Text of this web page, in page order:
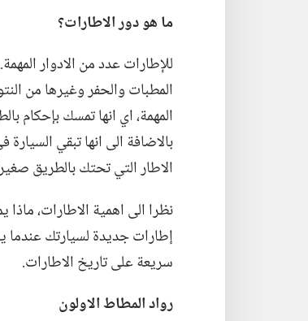
ما هو دور الاطارات؟‏
للإطارات عدد من الادوار
المطبات والحفر وغيرها من
المهمة،‏ اي انها تمسك بإحكام
بالاضافة الى انها تبقي
الاطار التي تحتك بالطريق
نظرا الى اهمية الاطارات،‏
إطارات جديدة لسيارتك
سريعة على تاريخ الاطارات.‏
رواد المطاط الاولون